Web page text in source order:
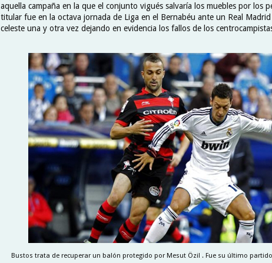
aquella campaña en la que el conjunto vigués salvaría los muebles por los
titular fue en la octava jornada de Liga en el Bernabéu ante un Real
celeste una y otra vez dejando en evidencia los fallos de los
Bustos trata de recuperar un balón protegido por Mesut Özil . Fue su último